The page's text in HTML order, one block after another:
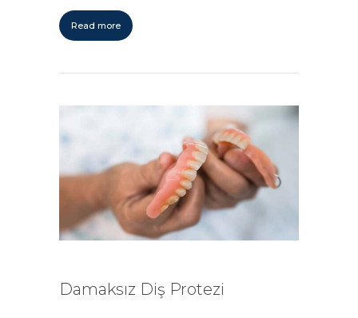
Read more
Damaksız Diş Protezi